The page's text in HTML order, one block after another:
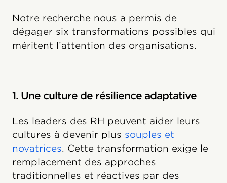
Notre recherche nous a permis de
dégager six transformations possibles qui
méritent l’attention des organisations.
1. Une culture de résilience adaptative
Les leaders des RH peuvent aider leurs
cultures à devenir plus souples et
novatrices. Cette transformation exige le
remplacement des approches
traditionnelles et réactives par des